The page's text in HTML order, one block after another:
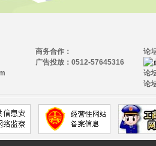
论
论
论
商务合作：
广告投放：0512-57645316